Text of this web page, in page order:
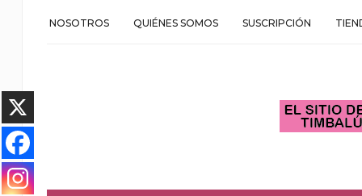
NOSOTROS QUIÉNES SOMOS SUSCRIPCIÓN